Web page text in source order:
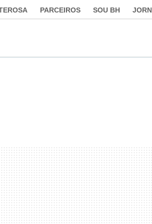
PARCEIROS SOU BH